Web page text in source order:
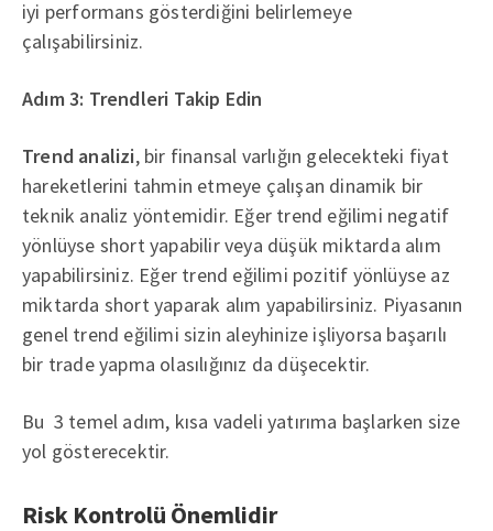
iyi performans gösterdiğini belirlemeye
çalışabilirsiniz.
Adım 3: Trendleri Takip Edin
Trend analizi, bir finansal varlığın gelecekteki fiyat
hareketlerini tahmin etmeye çalışan dinamik bir
teknik analiz yöntemidir. Eğer trend eğilimi negatif
yönlüyse short yapabilir veya düşük miktarda alım
yapabilirsiniz. Eğer trend eğilimi pozitif yönlüyse az
miktarda short yaparak alım yapabilirsiniz. Piyasanın
genel trend eğilimi sizin aleyhinize işliyorsa başarılı
bir trade yapma olasılığınız da düşecektir.
Bu 3 temel adım, kısa vadeli yatırıma başlarken size
yol gösterecektir.
Risk Kontrolü Önemlidir